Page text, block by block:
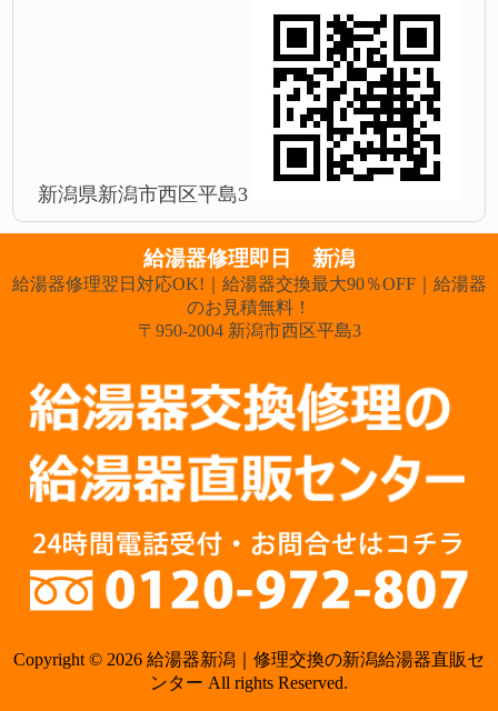
新潟県新潟市西区平島3
給湯器修理即日 新潟
給湯器修理翌日対応OK!｜給湯器交換最大90％OFF｜給湯器
のお見積無料！
〒950-2004 新潟市西区平島3
Copyright © 2026 給湯器新潟｜修理交換の新潟給湯器直販セ
ンター All rights Reserved.